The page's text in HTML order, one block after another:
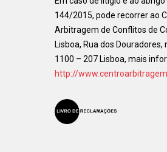
144/2015, pode recorrer ao
Arbitragem de Conflitos de
Lisboa, Rua dos Douradores,
1100 – 207 Lisboa, mais
http://